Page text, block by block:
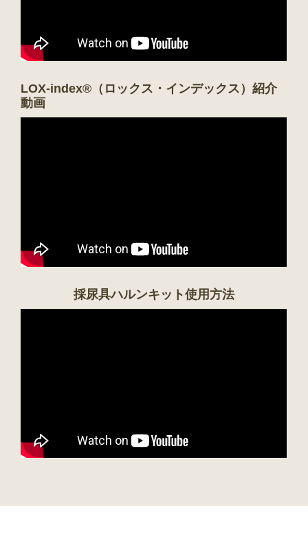
LOX-index®（ロックス・インデックス）紹介
動画
採尿具ハルンキット使用方法